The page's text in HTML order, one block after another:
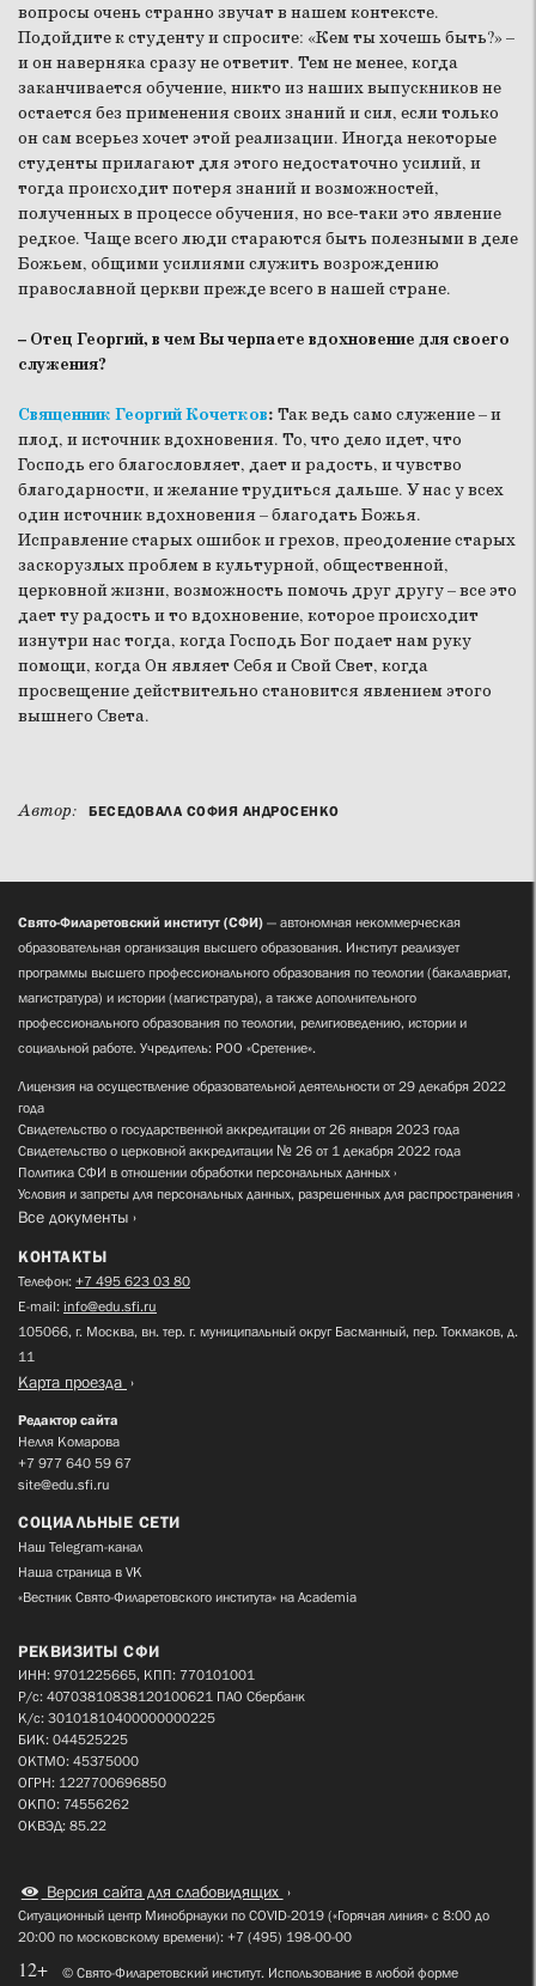
вопросы очень странно звучат в нашем контексте.
Подойдите к студенту и спросите: «Кем ты хочешь быть?» –
и он наверняка сразу не ответит. Тем не менее, когда
заканчивается обучение, никто из наших выпускников не
остается без применения своих знаний и сил, если только
он сам всерьез хочет этой реализации. Иногда некоторые
студенты прилагают для этого недостаточно усилий, и
тогда происходит потеря знаний и возможностей,
полученных в процессе обучения, но все-таки это явление
редкое. Чаще всего люди стараются быть полезными в деле
Божьем, общими усилиями служить возрождению
православной церкви прежде всего в нашей стране.
– Отец Георгий, в чем Вы черпаете вдохновение для своего
служения?
Священник Георгий Кочетков: Так ведь само служение – и
плод, и источник вдохновения. То, что дело идет, что
Господь его благословляет, дает и радость, и чувство
благодарности, и желание трудиться дальше. У нас у всех
один источник вдохновения – благодать Божья.
Исправление старых ошибок и грехов, преодоление старых
заскорузлых проблем в культурной, общественной,
церковной жизни, возможность помочь друг другу – все это
дает ту радость и то вдохновение, которое происходит
изнутри нас тогда, когда Господь Бог подает нам руку
помощи, когда Он являет Себя и Свой Свет, когда
просвещение действительно становится явлением этого
вышнего Света.
Автор: БЕСЕДОВАЛА СОФИЯ АНДРОСЕНКО
Свято-Филаретовский институт (СФИ) — автономная некоммерческая
образовательная организация высшего образования. Институт реализует
программы высшего профессионального образования по теологии (бакалавриат,
магистратура) и истории (магистратура), а также дополнительного
профессионального образования по теологии, религиоведению, истории и
социальной работе. Учредитель: РОО «Сретение».
Лицензия на осуществление образовательной деятельности от 29 декабря 2022
года
Свидетельство о государственной аккредитации от 26 января 2023 года
Свидетельство о церковной аккредитации № 26 от 1 декабря 2022 года
Политика СФИ в отношении обработки персональных данных
Условия и запреты для персональных данных, разрешенных для распространения
Все документы
КОНТАКТЫ
Телефон: +7 495 623 03 80
E-mail: info@edu.sfi.ru
105066, г. Москва, вн. тер. г. муниципальный округ Басманный, пер. Токмаков, д.
11
Карта проезда
Редактор сайта
Нелля Комарова
+7 977 640 59 67
site@edu.sfi.ru
СОЦИАЛЬНЫЕ СЕТИ
Наш Telegram-канал
Наша страница в VK
«Вестник Свято-Филаретовского института» на Academia
РЕКВИЗИТЫ СФИ
ИНН: 9701225665, КПП: 770101001
Р/с: 40703810838120100621 ПАО Сбербанк
К/с: 30101810400000000225
БИК: 044525225
ОКТМО: 45375000
ОГРН: 1227700696850
ОКПО: 74556262
ОКВЭД: 85.22
Версия сайта для слабовидящих
Ситуационный центр Минобрнауки по COVID-2019 («Горячая линия» с 8:00 до
20:00 по московскому времени): +7 (495) 198-00-00
12+
© Свято-Филаретовский институт. Использование в любой форме